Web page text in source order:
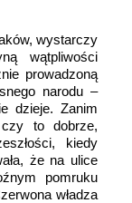
wystarczy
wątpliwości
prowadzoną
narodu –
dzieje. Zanim
to dobrze,
kiedy
że na ulice
pomruku
władza